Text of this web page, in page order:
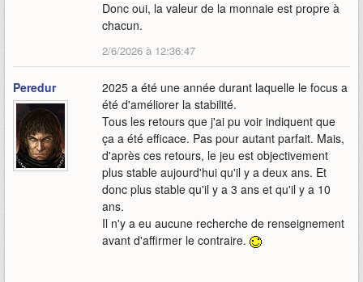
Donc oui, la valeur de la monnaie est propre à
chacun.
2/6/2026 à 12:36:47
Peredur
2025 a été une année durant laquelle le focus a
été d'améliorer la stabilité.
Tous les retours que j'ai pu voir indiquent que
ça a été efficace. Pas pour autant parfait. Mais,
d'après ces retours, le jeu est objectivement
plus stable aujourd'hui qu'il y a deux ans. Et
donc plus stable qu'il y a 3 ans et qu'il y a 10
ans.
Il n'y a eu aucune recherche de renseignement
avant d'affirmer le contraire.